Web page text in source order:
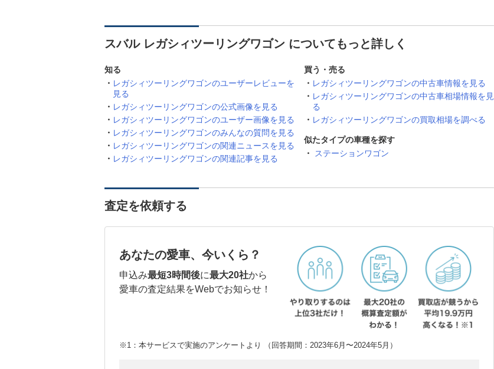
スバル レガシィツーリングワゴン についてもっと詳しく
知る
レガシィツーリングワゴンのユーザーレビューを
見る
レガシィツーリングワゴンの公式画像を見る
レガシィツーリングワゴンのユーザー画像を見る
レガシィツーリングワゴンのみんなの質問を見る
レガシィツーリングワゴンの関連ニュースを見る
レガシィツーリングワゴンの関連記事を見る
買う・売る
レガシィツーリングワゴンの中古車情報を見る
レガシィツーリングワゴンの中古車相場情報を見
る
レガシィツーリングワゴンの買取相場を調べる
似たタイプの車種を探す
ステーションワゴン
査定を依頼する
あなたの愛車、今いくら？
申込み最短3時間後に最大20社から
愛車の査定結果をWebでお知らせ！
※1：本サービスで実施のアンケートより （回答期間：2023年6月〜2024年5月）